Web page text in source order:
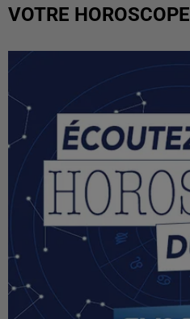
VOTRE HOROSCOPE